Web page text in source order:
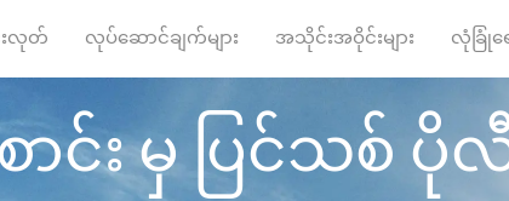
းလုတ် လုပ်ဆောင်ချက်များ အသိုင်းအဝိုင်းများ လုံခြုံရ
ာင်း မှ ပြင်သစ် ပို